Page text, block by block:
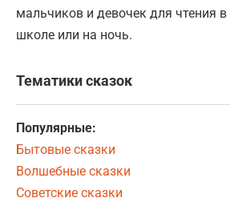
мальчиков и девочек для чтения
школе или на ночь.
Тематики сказок
Популярные:
Бытовые сказки
Волшебные сказки
Советские сказки